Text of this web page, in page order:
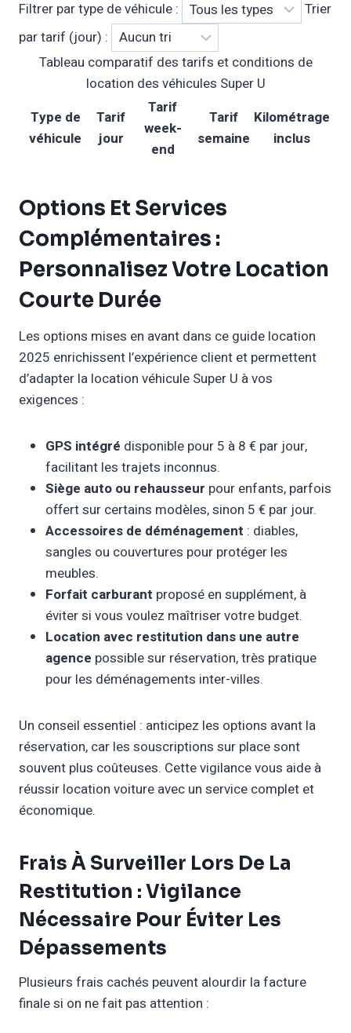
Filtrer par type de véhicule :
Trier
par tarif (jour) :
Tableau comparatif des tarifs et conditions de
location des véhicules Super U
Type de
véhicule
Tarif
jour
Tarif
week-
end
Tarif
semaine
Kilométrage
inclus
Options Et Services
Complémentaires :
Personnalisez Votre Location
Courte Durée
Les options mises en avant dans ce guide location
2025 enrichissent l’expérience client et permettent
d’adapter la location véhicule Super U à vos
exigences :
GPS intégré disponible pour 5 à 8 € par jour,
facilitant les trajets inconnus.
Siège auto ou rehausseur pour enfants, parfois
offert sur certains modèles, sinon 5 € par jour.
Accessoires de déménagement : diables,
sangles ou couvertures pour protéger les
meubles.
Forfait carburant proposé en supplément, à
éviter si vous voulez maîtriser votre budget.
Location avec restitution dans une autre
agence possible sur réservation, très pratique
pour les déménagements inter-villes.
Un conseil essentiel : anticipez les options avant la
réservation, car les souscriptions sur place sont
souvent plus coûteuses. Cette vigilance vous aide à
réussir location voiture avec un service complet et
économique.
Frais À Surveiller Lors De La
Restitution : Vigilance
Nécessaire Pour Éviter Les
Dépassements
Plusieurs frais cachés peuvent alourdir la facture
finale si on ne fait pas attention :